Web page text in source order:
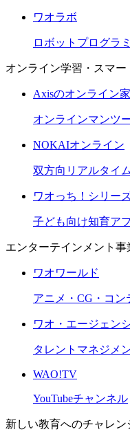
ワオラボ
ロボットプログラ
オンライン学習・スマー
Axisのオンライン
オンラインマンツ
NOKAIオンライン
双方向リアルタイ
ワオっち！シリー
子ども向け知育ア
エンターテインメント事
ワオワールド
アニメ・CG・コン
ワオ・エージェン
タレントマネジメ
WAO!TV
YouTubeチャンネル
新しい教育へのチャレン